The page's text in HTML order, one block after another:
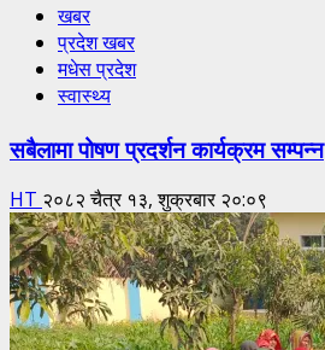
खबर
प्रदेश खबर
मधेस प्रदेश
स्वास्थ्य
सबैलामा पोषण प्रदर्शन कार्यक्रम सम्पन्न
HT २०८२ चैत्र १३, शुक्रबार २०:०९